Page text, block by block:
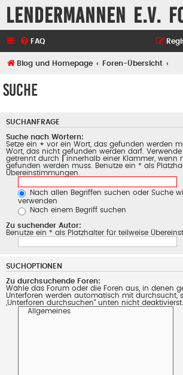
Lendermannen e.V.
FAQ
Blog und Homepage Foren-Übersicht
Suche
SUCHANFRAGE
Suche nach Wörtern:
Setze ein + vor ein Wort, das gefunden werden
Wort, das nicht gefunden werden darf. Verwende
getrennt durch
innerhalb einer Klammer, wenn
gefunden werden muss. Benutze ein * als
Übereinstimmungen.
Nach allen Begriffen suchen oder Suche
verwenden
Nach einem Begriff suchen
Zu suchender Autor:
Benutze ein * als Platzhalter für teilweise
SUCHOPTIONEN
Zu durchsuchende Foren:
Wähle das Forum oder die Foren aus, in denen
Unterforen werden automatisch mit durchsucht,
„Unterforen durchsuchen“ unten nicht deaktivierst.